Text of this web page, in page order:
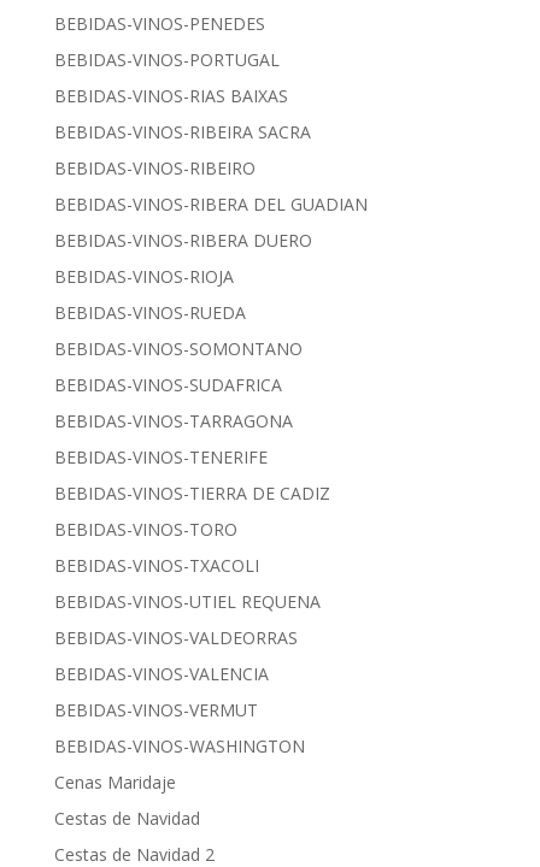
BEBIDAS-VINOS-PENEDES
BEBIDAS-VINOS-PORTUGAL
BEBIDAS-VINOS-RIAS BAIXAS
BEBIDAS-VINOS-RIBEIRA SACRA
BEBIDAS-VINOS-RIBEIRO
BEBIDAS-VINOS-RIBERA DEL GUADIAN
BEBIDAS-VINOS-RIBERA DUERO
BEBIDAS-VINOS-RIOJA
BEBIDAS-VINOS-RUEDA
BEBIDAS-VINOS-SOMONTANO
BEBIDAS-VINOS-SUDAFRICA
BEBIDAS-VINOS-TARRAGONA
BEBIDAS-VINOS-TENERIFE
BEBIDAS-VINOS-TIERRA DE CADIZ
BEBIDAS-VINOS-TORO
BEBIDAS-VINOS-TXACOLI
BEBIDAS-VINOS-UTIEL REQUENA
BEBIDAS-VINOS-VALDEORRAS
BEBIDAS-VINOS-VALENCIA
BEBIDAS-VINOS-VERMUT
BEBIDAS-VINOS-WASHINGTON
Cenas Maridaje
Cestas de Navidad
Cestas de Navidad 2